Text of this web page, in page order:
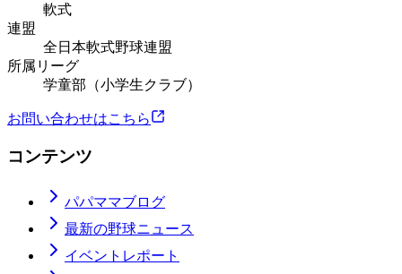
軟式
連盟
全日本軟式野球連盟
所属リーグ
学童部（小学生クラブ）
お問い合わせはこちら
コンテンツ
パパママブログ
最新の野球ニュース
イベントレポート